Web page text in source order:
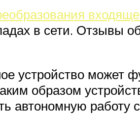
в сети. Отзывы
устройство может
образом
автономную работу